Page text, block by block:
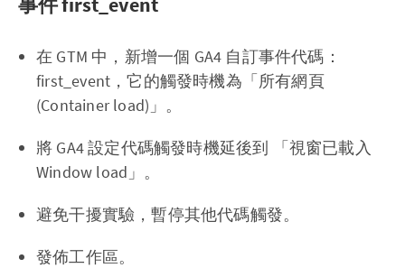
在 GTM 中，新增一個 GA4 自訂事件代碼：
first_event，它的觸發時機為「所有網頁
(Container load)」。
將 GA4 設定代碼觸發時機延後到 「視窗已載入
Window load」。
避免干擾實驗，暫停其他代碼觸發。
發佈工作區。